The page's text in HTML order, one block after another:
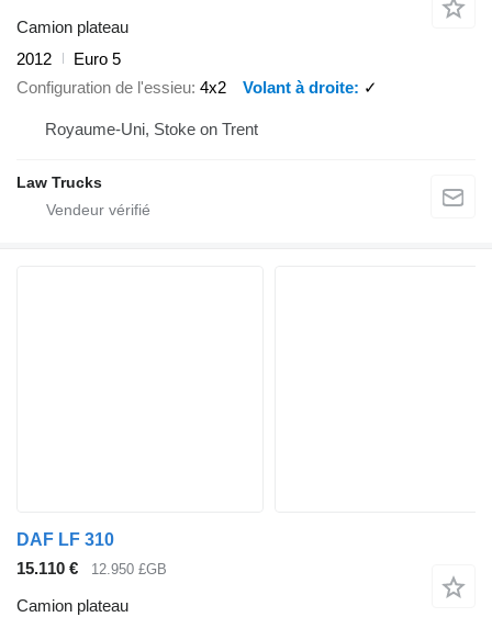
Camion plateau
2012
Euro 5
Configuration de l'essieu 4x2 Volant à droite ✓
Royaume-Uni, Stoke on Trent
Law Trucks
DAF LF 310
15.110 €
12.950 £GB
Camion plateau